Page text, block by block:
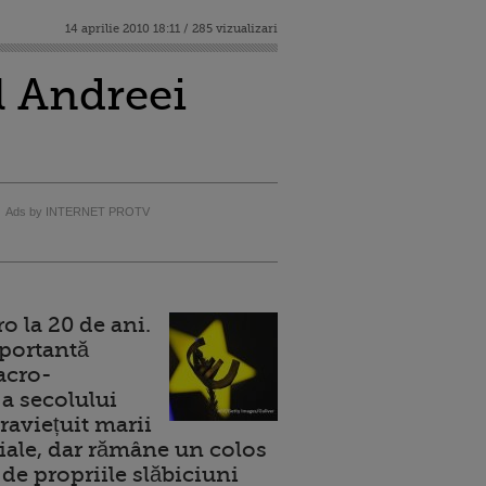
14 aprilie 2010 18:11 / 285 vizualizari
Andreei
Ads by INTERNET PROTV
la 20 de ani.
secolului
marii
dar rămâne un colos
propriile slăbiciuni